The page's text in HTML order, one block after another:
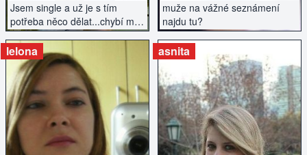
Jsem single a už je s tím
potřeba něco dělat...chybí mi
mužská náruč.
muže na vážné seznámení
najdu tu?
lelona
ZOBRAZIT INZERÁT
asnita
ZOBRAZIT INZERÁT